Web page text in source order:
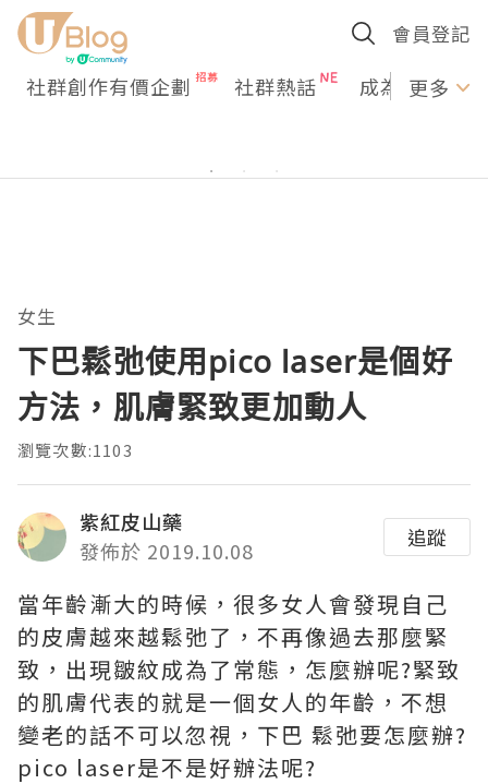
會員登記
社群創作有價企劃 社群熱話 成為U更多
女生
下巴鬆弛使用pico laser是個好
方法，肌膚緊致更加動人
瀏覽次數:1103
紫紅皮山藥
發佈於 2019.10.08
追蹤
當年齡漸大的時候，很多女人會發現自己
的皮膚越來越鬆弛了，不再像過去那麼緊
致，出現皺紋成為了常態，怎麼辦呢?緊致
的肌膚代表的就是一個女人的年齡，不想
變老的話不可以忽視， 下巴 鬆弛要怎麼辦?
pico laser是不是好辦法呢?